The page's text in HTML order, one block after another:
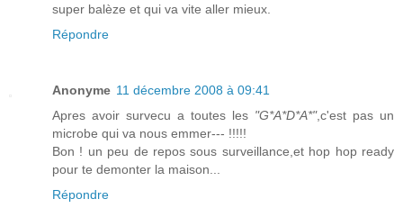
super balèze et qui va vite aller mieux.
Répondre
Anonyme 11 décembre 2008 à 09:41
Apres avoir survecu a toutes les "G*A*D*A*",c'est pas un
microbe qui va nous emmer--- !!!!!
Bon ! un peu de repos sous surveillance,et hop hop ready
pour te demonter la maison...
Répondre